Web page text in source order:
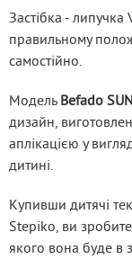
Застібка - липучка
правильному
самостійно.
Модель Befado
дизайн,
аплікацією у
дитині.
Купивши дитячі
Stepiko, ви
якого вона буде в